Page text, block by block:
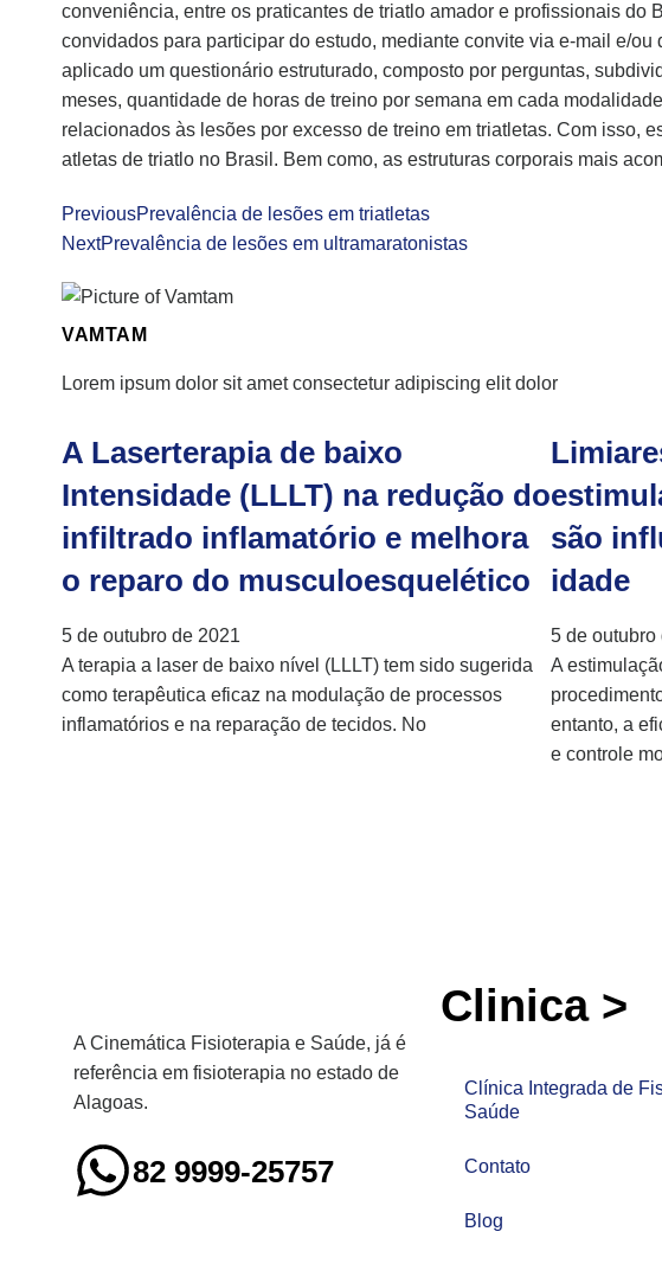
conveniência, entre os praticantes de triatlo amador e profissionais do
convidados para participar do estudo, mediante convite via e-mail e/
aplicado um questionário estruturado, composto por perguntas,
meses, quantidade de horas de treino por semana em cada
relacionados às lesões por excesso de treino em triatletas. Com isso,
atletas de triatlo no Brasil. Bem como, as estruturas corporais mais
PreviousPrevalência de lesões em triatletas
NextPrevalência de lesões em ultramaratonistas
VAMTAM
Lorem ipsum dolor sit amet consectetur adipiscing elit dolor
A Laserterapia de baixo
Intensidade (LLLT) na redução do
infiltrado inflamatório e melhora
o reparo do musculoesquelético
5 de outubro de 2021
A terapia a laser de baixo nível (LLLT) tem sido sugerida
como terapêutica eficaz na modulação de processos
inflamatórios e na reparação de tecidos. No
são
idade
5 de outubro
A
entanto, a
e controle
A Cinemática Fisioterapia e Saúde, já é
referência em fisioterapia no estado de
Alagoas.
82 9999-25757
Clinica >
Clínica Integrada de
Saúde
Contato
Blog